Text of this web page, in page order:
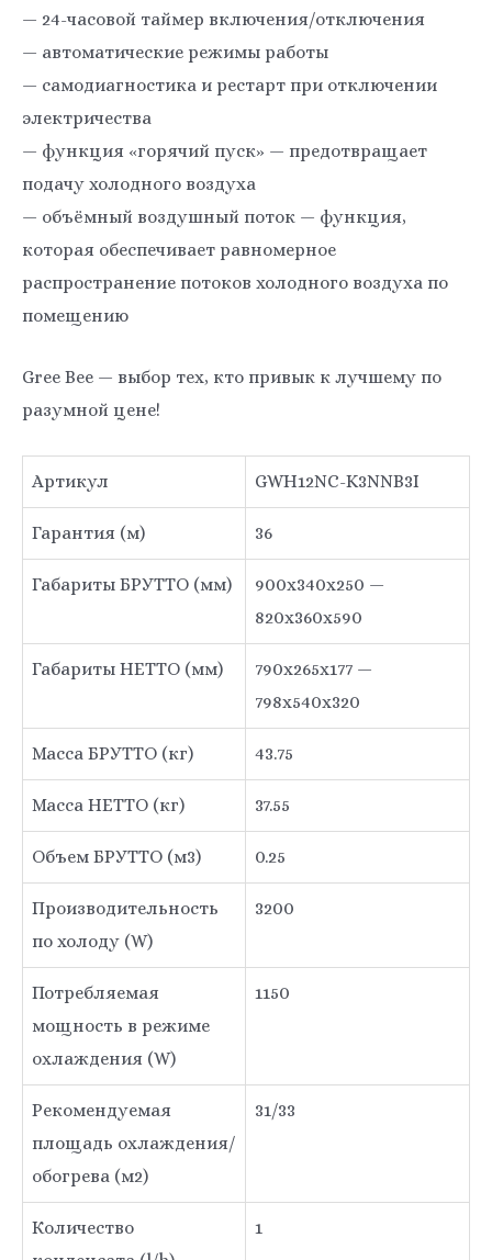
— 24-часовой таймер включения/отключения
— автоматические режимы работы
— самодиагностика и рестарт при отключении
электричества
— функция «горячий пуск» — предотвращает
подачу холодного воздуха
— объёмный воздушный поток — функция,
которая обеспечивает равномерное
распространение потоков холодного воздуха по
помещению
Gree Bee — выбор тех, кто привык к лучшему по
разумной цене!
Артикул GWH12NC-K3NNB3I
Гарантия (м) 36
Габариты БРУТТО (мм)
900х340х250 —
820х360х590
Габариты НЕТТО (мм)
790x265x177 —
798x540x320
Масса БРУТТО (кг) 43.75
Масса НЕТТО (кг) 37.55
Объем БРУТТО (м3) 0.25
Производительность
по холоду (W)
3200
Потребляемая
мощность в режиме
охлаждения (W)
1150
Рекомендуемая
площадь охлаждения/
обогрева (м2)
31/33
Количество
1